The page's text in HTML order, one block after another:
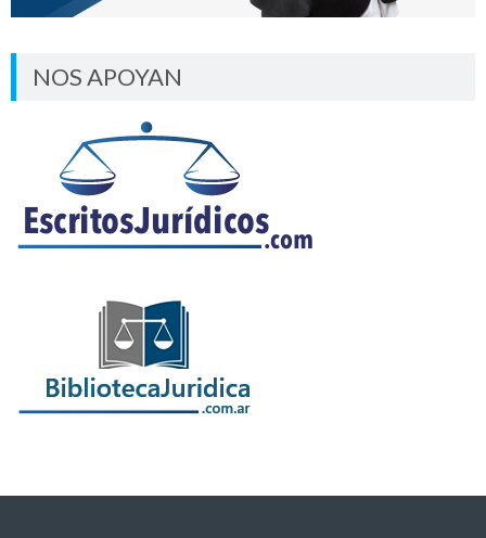
NOS APOYAN